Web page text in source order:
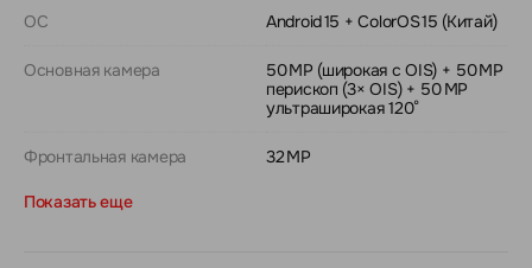
ОС Android 15 + ColorOS 15 (Китай)
Основная камера
50 MP (широкая с OIS) + 50 MP
перископ (3× OIS) + 50 MP
ультраширокая 120°
Фронтальная камера 32 MP
Показать еще